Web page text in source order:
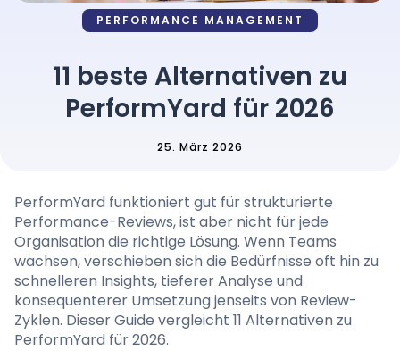
Demo-Termin buchen
Anmelden
PERFORMANCE MANAGEMENT
11 beste Alternativen zu
PerformYard für 2026
25. März 2026
PerformYard funktioniert gut für strukturierte
Performance-Reviews, ist aber nicht für jede
Organisation die richtige Lösung. Wenn Teams
wachsen, verschieben sich die Bedürfnisse oft hin zu
schnelleren Insights, tieferer Analyse und
konsequenterer Umsetzung jenseits von Review-
Zyklen. Dieser Guide vergleicht 11 Alternativen zu
PerformYard für 2026.